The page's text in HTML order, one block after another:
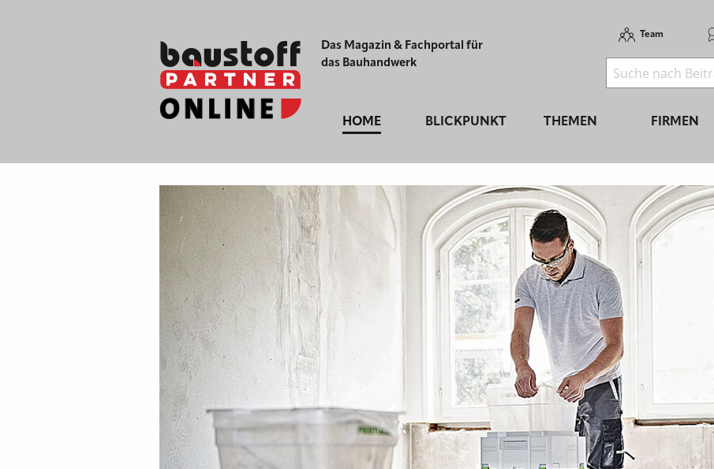
Das Magazin & Fachportal für
das Bauhandwerk
Team
HOME BLICKPUNKT THEMEN FIRMEN